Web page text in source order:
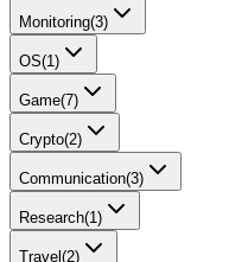
Monitoring(3)
OS(1)
Game(7)
Crypto(2)
Communication(3)
Research(1)
Travel (2)